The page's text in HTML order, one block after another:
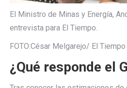
El Ministro de Minas y Energía,
entrevista para El Tiempo.
FOTO:César Melgarejo/ El Tiempo
¿Qué responde el